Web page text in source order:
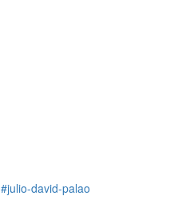
#julio-david-palao